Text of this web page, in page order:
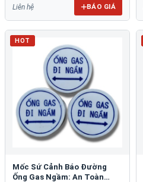
Liên hệ BÁO GIÁ
HOT
Mốc Sứ Cảnh Báo Đường
Ống Gas Ngầm: An Toàn